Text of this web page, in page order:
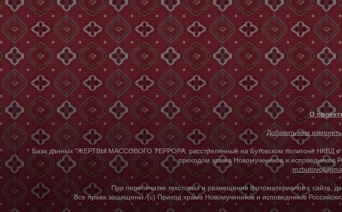
О
Добавить или
База данных "ЖЕРТВЫ МАССОВОГО ТЕРРОРА, расстрелянные на Бутовском полигоне НКВД в
приходом храма Новомучеников и исповедников
При перепечатке текстовых и размещении фотоматериалов с сайта,
Все права защищены. (с) Приход храма Новомучеников и исповедников